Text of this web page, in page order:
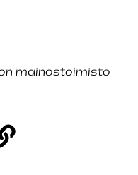
mainostoimisto